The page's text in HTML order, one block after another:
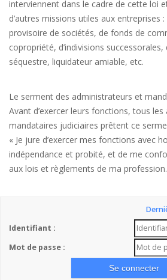
interviennent dans le cadre de cette loi
d’autres missions utiles aux entreprises
provisoire de sociétés, de fonds de
copropriété, d’indivisions
séquestre, liquidateur amiable, etc.
Le serment des administrateurs et
Avant d’exercer leurs fonctions, tous
mandataires judiciaires prêtent ce
« Je jure d’exercer mes fonctions avec
indépendance et probité, et de me
aux lois et règlements de ma
Identifiant :
Mot de passe :